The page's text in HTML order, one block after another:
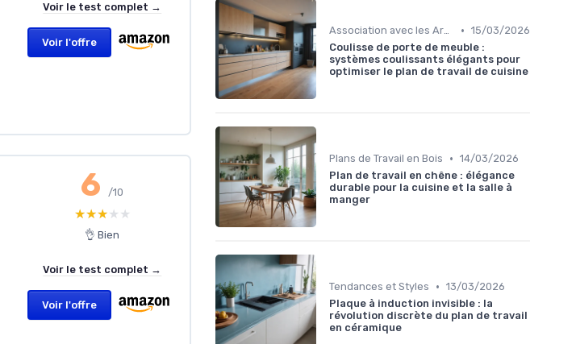
Voir le test complet →
Voir l'offre
6/10
★★★★★
★★★★★
👌 Bien
Voir le test complet →
Voir l'offre
Association avec les Armoires de Cuisine • 15/03/2026
Coulisse de porte de meuble :
systèmes coulissants élégants pour
optimiser le plan de travail de cuisine
Plans de Travail en Bois • 14/03/2026
Plan de travail en chêne : élégance
durable pour la cuisine et la salle à
manger
Tendances et Styles • 13/03/2026
Plaque à induction invisible : la
révolution discrète du plan de travail
en céramique